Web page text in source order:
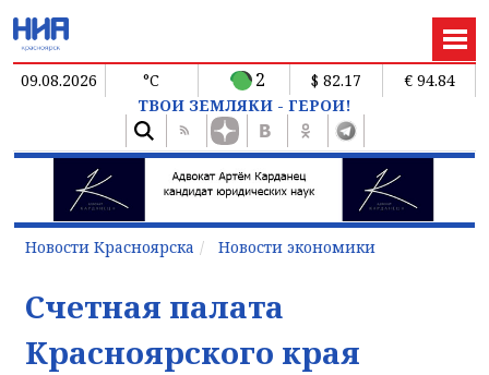
09.08.2026 °C 2 $ 82.17
€ 94.84
ТВОИ ЗЕМЛЯКИ - ГЕРОИ!
Новости Красноярска Новости экономики
Счетная палата
Красноярского края